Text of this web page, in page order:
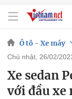
Ô tô - Xe máy
chủ nhật, 26/02/
Xe sedan
với đầu xe